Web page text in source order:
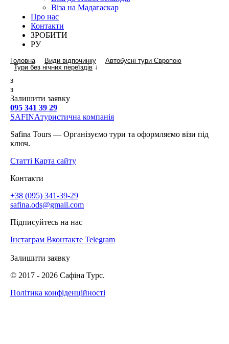
Віза на Мадагаскар
Про нас
Контакти
ЗРОБИТИ
РУ
Головна Види відпочинку
Автобусні тури Європою
Тури без нічних переїздів ↓
з
з
Залишити заявку
095 341 39 29
SAFINAтуристична компанія
Safina Tours — Організуємо тури та оформляємо візи під
ключ.
Статті Карта сайту
Контакти
+38 (095) 341-39-29
safina.ods@gmail.com
Підписуйтесь на нас
Інстаграм Вконтакте Telegram
Залишити заявку
© 2017 - 2026 Сафіна Турс.
Політика конфіденційності